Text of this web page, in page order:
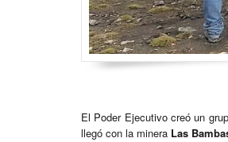
El Poder Ejecutivo creó un
llegó con la minera Las